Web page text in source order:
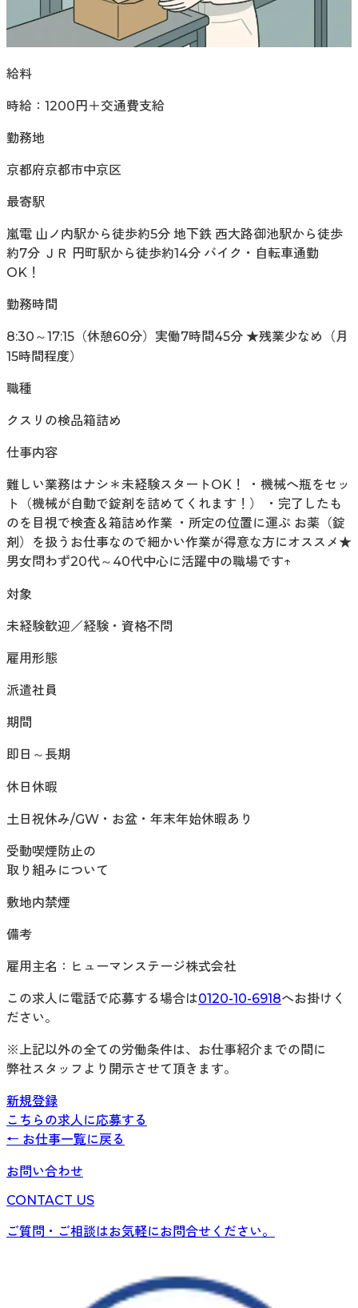
給料
時給：1200円＋交通費支給
勤務地
京都府京都市中京区
最寄駅
嵐電 山ノ内駅から徒歩約5分 地下鉄 西大路御池駅から徒歩
約7分 ＪＲ 円町駅から徒歩約14分 バイク・自転車通勤
OK！
勤務時間
8:30～17:15（休憩60分）実働7時間45分 ★残業少なめ（月
15時間程度）
職種
クスリの検品箱詰め
仕事内容
難しい業務はナシ＊未経験スタートOK！ ・機械へ瓶をセッ
ト（機械が自動で錠剤を詰めてくれます！） ・完了したも
のを目視で検査＆箱詰め作業 ・所定の位置に運ぶ お薬（錠
剤）を扱うお仕事なので細かい作業が得意な方にオススメ★
男女問わず20代～40代中心に活躍中の職場です↑
対象
未経験歓迎／経験・資格不問
雇用形態
派遣社員
期間
即日～長期
休日休暇
土日祝休み/GW・お盆・年末年始休暇あり
受動喫煙防止の
取り組みについて
敷地内禁煙
備考
雇用主名：ヒューマンステージ株式会社
この求人に電話で応募する場合は0120-10-6918へお掛けく
ださい。
※上記以外の全ての労働条件は、お仕事紹介までの間に
弊社スタッフより開示させて頂きます。
新規登録
こちらの求人に応募する
← お仕事一覧に戻る
お問い合わせ
CONTACT US
ご質問・ご相談はお気軽にお問合せください。